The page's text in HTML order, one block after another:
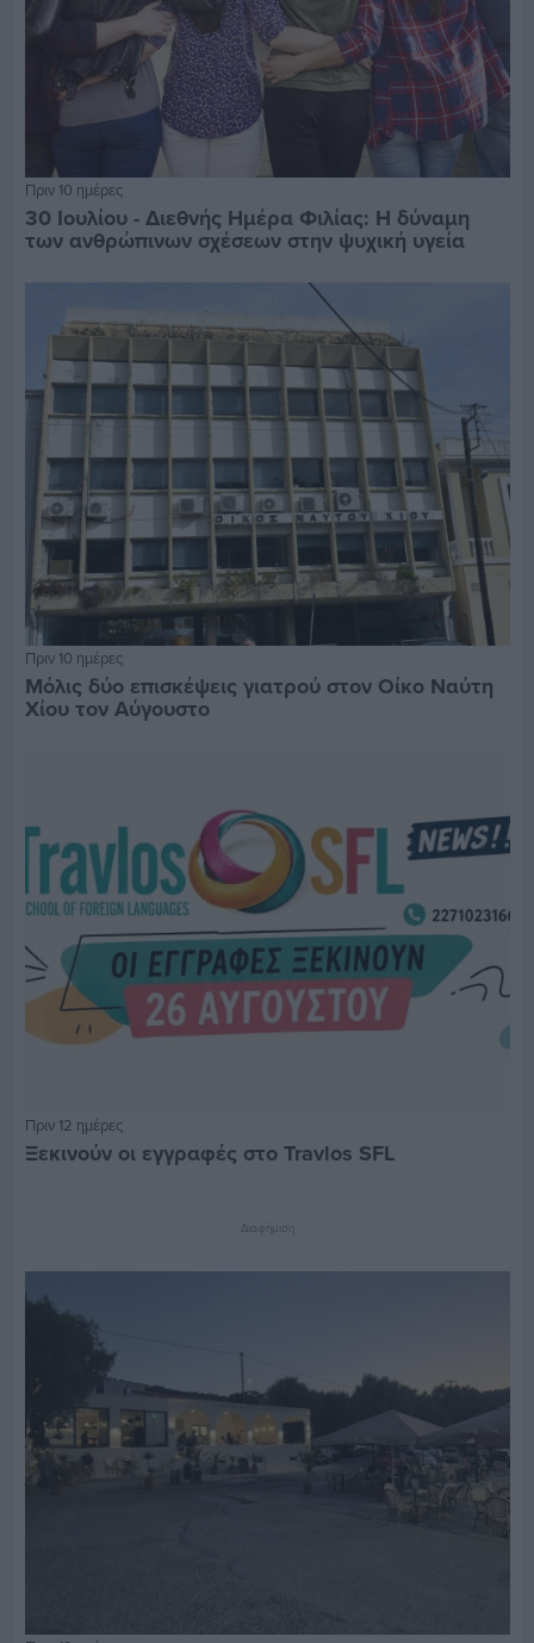
Πριν 10 ημέρες
30 Ιουλίου - Διεθνής Ημέρα Φιλίας: Η δύναμη
των ανθρώπινων σχέσεων στην ψυχική υγεία
Πριν 10 ημέρες
Μόλις δύο επισκέψεις γιατρού στον Οίκο Ναύτη
Χίου τον Αύγουστο
Πριν 12 ημέρες
Ξεκινούν οι εγγραφές στο Travlos SFL
Διαφήμιση